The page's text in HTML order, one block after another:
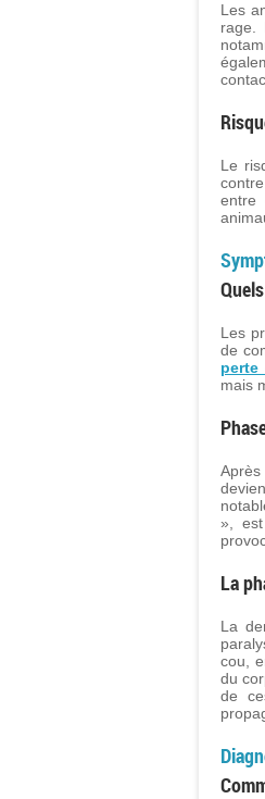
Les
rage.
Le
entre
Les
de
perte
mais
»,
La
La
cou,
du
de